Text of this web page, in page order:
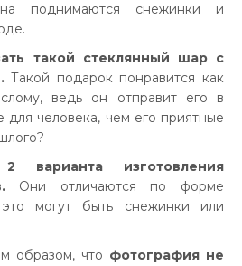
поднимаются снежинки и
такой стеклянный шар с
Такой подарок понравится как
ведь он отправит его в
для человека, чем его приятные
варианта изготовления
Они отличаются по форме
могут быть снежинки или
образом, что фотография не